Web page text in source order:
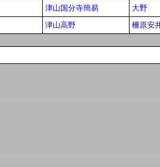
津山国分寺簡易
大野
津山高野 柵原安